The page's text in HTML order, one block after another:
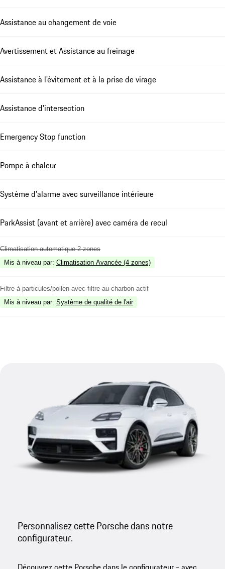
Assistance au changement de voie
Avertissement et Assistance au freinage
Assistance à l'évitement et à la prise de virage
Assistance d'intersection
Emergency Stop function
Pompe à chaleur
Système d'alarme avec surveillance intérieure
ParkAssist (avant et arrière) avec caméra de recul
Climatisation automatique 2 zones
Mis à niveau par: Climatisation Avancée (4 zones)
Filtre à particules/pollen avec filtre au charbon actif
Mis à niveau par: Système de qualité de l'air
Personnalisez cette Porsche dans notre
configurateur.